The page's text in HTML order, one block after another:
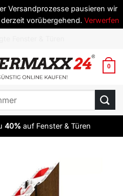
Versandprozesse pausieren wir
vorübergehend. Verwerfen
0
40% auf Fenster & Türen